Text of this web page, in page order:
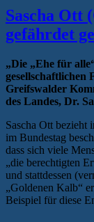
Sascha Ott
gefährdet
„Die „Ehe für
gesellschaftlichen
Greifswalder
des Landes, Dr.
Sascha Ott bezieht
im Bundestag
dass sich viele
„die berechtigten
und stattdessen
„Goldenen Kalb“
Beispiel für diese